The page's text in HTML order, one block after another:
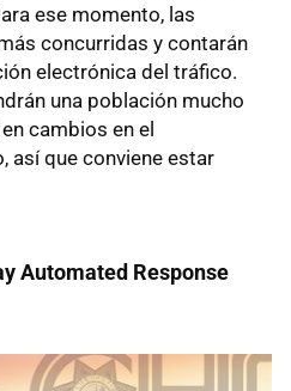
ese momento, las
concurridas y contarán
electrónica del tráfico.
una población mucho
cambios en el
así que conviene estar
Automated Response